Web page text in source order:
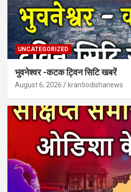
UNCATEGORIZED
भुवनेश्वर -कटक ट्विन सिटि खबरें
August 6, 2026 krantiodishanews